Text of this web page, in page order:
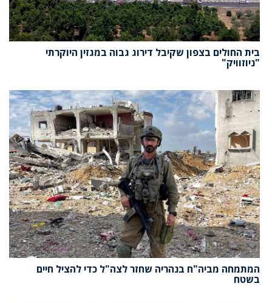
בית החולים בצפון שקיבל דירוג גבוה במגזין היוקרתי
"ניוזוויק"
המתמחה מביה"ח בנהריה שחזר לצה"ל כדי להציל חיים
בשטח